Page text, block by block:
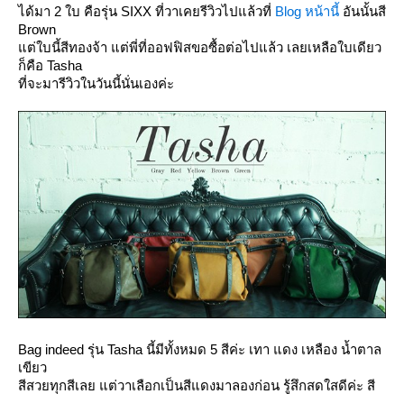
ได้มา 2 ใบ คือรุ่น SIXX ที่วาเคยรีวิวไปแล้วที่ Blog หน้านี้ อันนั้นสี
Brown
ต่ใบนี้สีทองจ้า แต่พี่ที่ออฟฟิสขอซื้อต่อไปแล้ว เลยเหลือใบเดียว
ก็คือ Tasha
ที่จะมารีวิวในวันนี้นั่นเองค่ะ
Bag indeed รุ่น Tasha นี้มีทั้งหมด 5 สีค่ะ เทา แดง เหลือง น้ำตาล
เขียว
สีสวยทุกสีเลย แต่วาเลือกเป็นสีแดงมาลองก่อน รู้สึกสดใสดีค่ะ สี